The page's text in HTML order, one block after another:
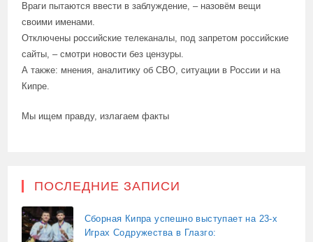
Враги пытаются ввести в заблуждение, – назовём вещи
своими именами.
Отключены российские телеканалы, под запретом российские
сайты, – смотри новости без цензуры.
А также: мнения, аналитику об СВО, ситуации в России и на
Кипре.
Мы ищем правду, излагаем факты
ПОСЛЕДНИЕ ЗАПИСИ
Сборная Кипра успешно выступает на 23-х
Играх Содружества в Глазго: